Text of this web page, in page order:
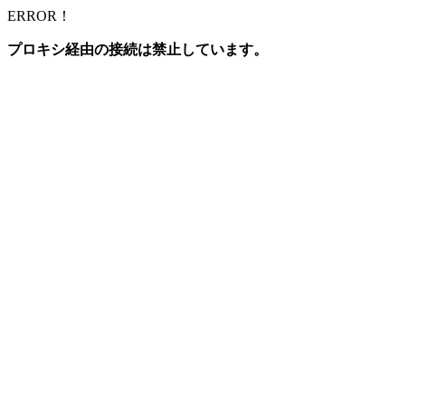
ERROR！
プロキシ経由の接続は禁止しています。